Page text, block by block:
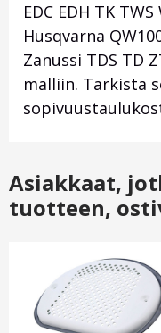
EDC EDH TK
Husqvarna
Zanussi TDS TD
malliin. Tarkista
Asiakkaat,
tuotteen,